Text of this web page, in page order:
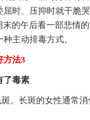
屈时、压抑时就干脆
末的午后看一部悲情
主动排毒方式。
法3
了毒素
。长斑的女性通常